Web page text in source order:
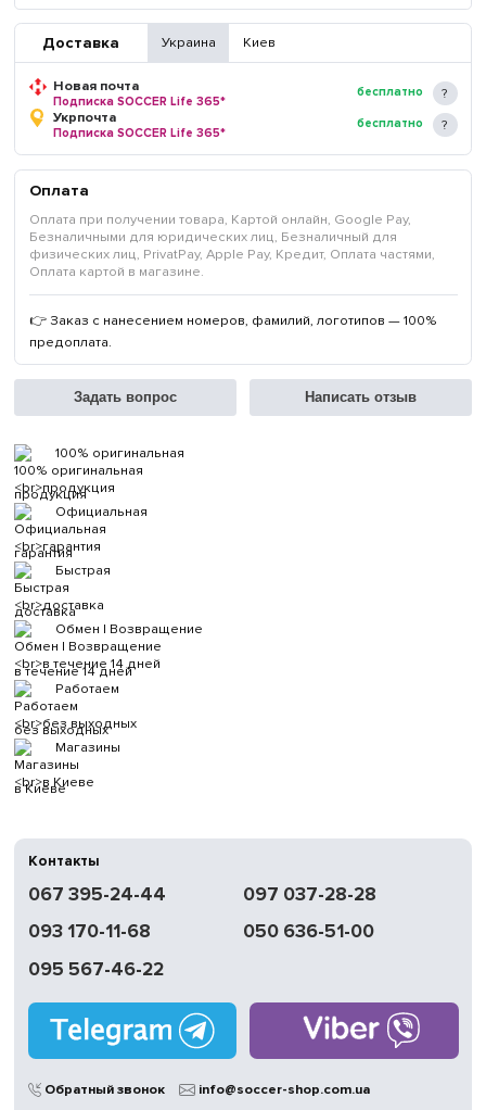
Доставка Украина Киев
Новая почта
Подписка SOCCER Life 365*
бесплатно
Укрпочта
Подписка SOCCER Life 365*
бесплатно
Оплата
Оплата при получении товара, Картой онлайн, Google Pay,
Безналичными для юридических лиц, Безналичный для
физических лиц, PrivatPay, Apple Pay, Кредит, Оплата частями,
Оплата картой в магазине.
👉 Заказ с нанесением номеров, фамилий, логотипов — 100%
предоплата.
Задать вопрос Написать отзыв
100% оригинальная
продукция
Официальная
гарантия
Быстрая
доставка
Обмен | Возвращение
в течение 14 дней
Работаем
без выходных
Магазины
в Киеве
Контакты
067 395-24-44
097 037-28-28
093 170-11-68
050 636-51-00
095 567-46-22
Обратный звонок
info@soccer-shop.com.ua